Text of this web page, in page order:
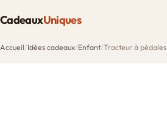
CadeauxUniques
Accueil/Idées cadeaux/Enfant/Tracteur à pédales